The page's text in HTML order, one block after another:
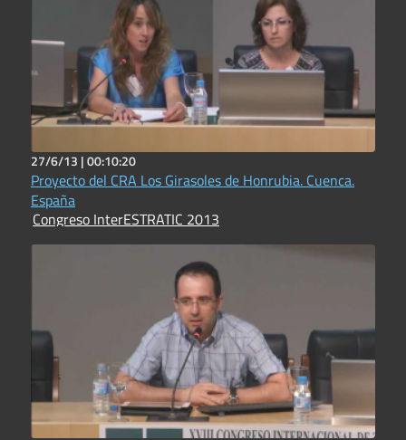
27/6/13 |00:10:20
Proyecto del CRA Los Girasoles de Honrubia. Cuenca.
España
Congreso InterESTRATIC 2013